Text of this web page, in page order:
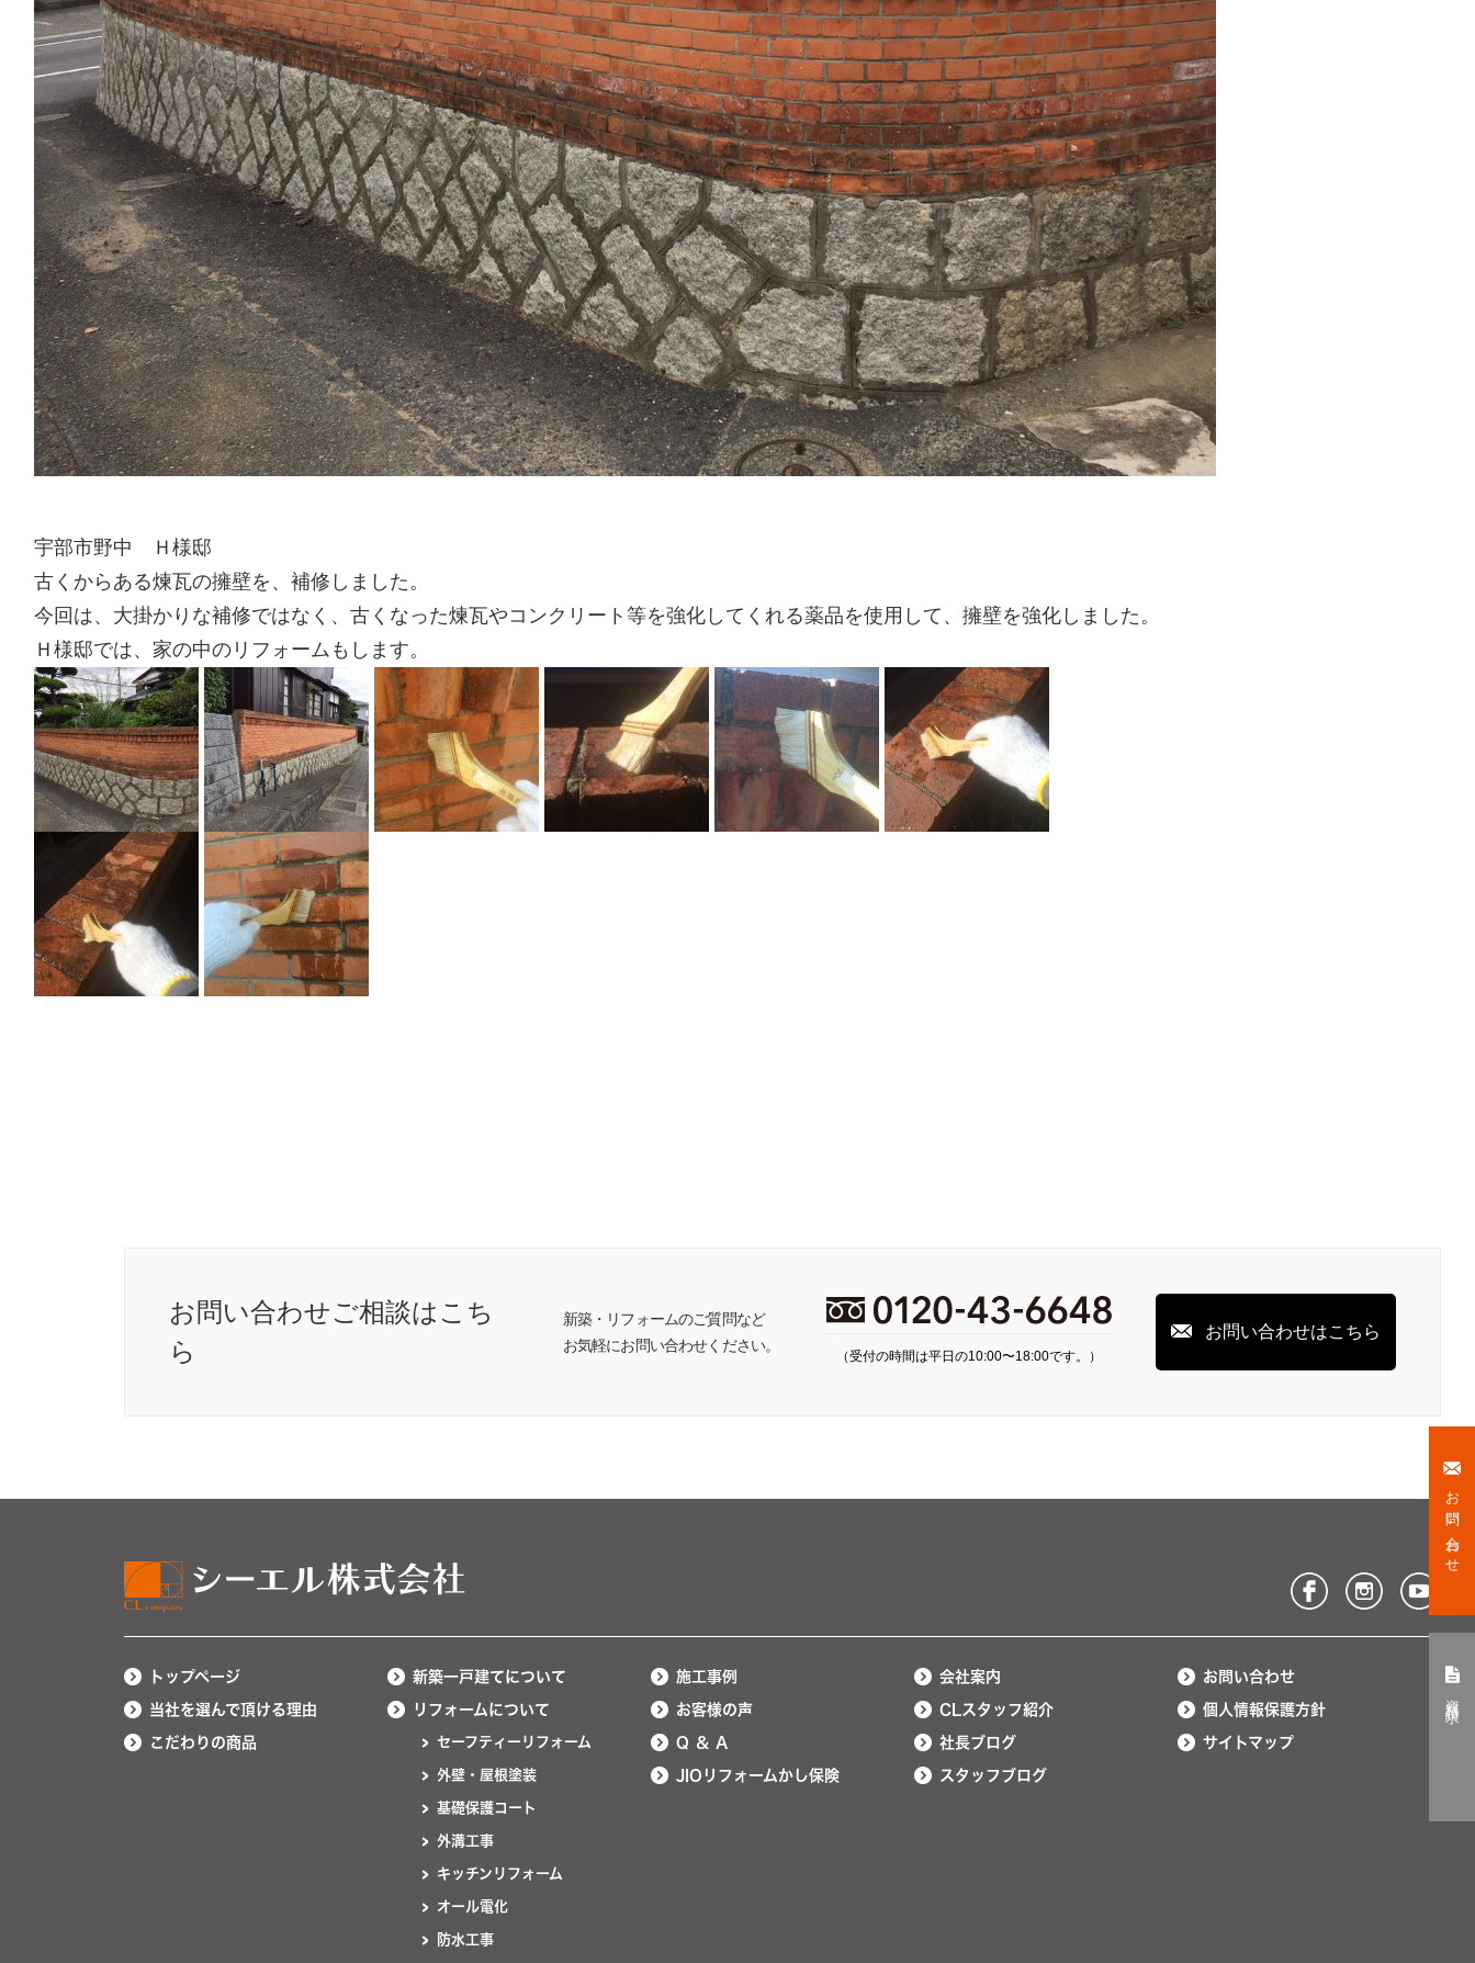
宇部市野中 Ｈ様邸
古くからある煉瓦の擁壁を、補修しました。
今回は、大掛かりな補修ではなく、古くなった煉瓦やコンクリート等を強化してくれる薬品を使用して、擁壁を強化しました。
Ｈ様邸では、家の中のリフォームもします。
お問い合わせご相談はこち
ら
新築・リフォームのご質問など
お気軽にお問い合わせください。
（受付の時間は平日の10:00〜18:00です。）
お問い合わせはこちら
お問い合わせ
トップページ
当社を選んで頂ける理由
こだわりの商品
新築一戸建てについて
リフォームについて
セーフティーリフォーム
外壁・屋根塗装
基礎保護コート
外溝工事
キッチンリフォーム
オール電化
防水工事
施工事例
お客様の声
Q ＆ A
JIOリフォームかし保険
会社案内
CLスタッフ紹介
社長ブログ
スタッフブログ
お問い合わせ
個人情報保護方針
サイトマップ